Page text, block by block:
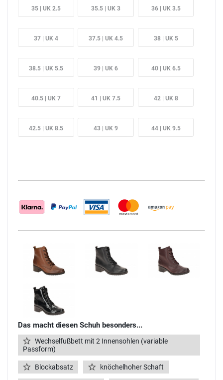
35 | UK 2.5 35.5 | UK 3 36 | UK 3.5
37 | UK 4 37.5 | UK 4.5 38 | UK 5
38.5 | UK 5.5 39 | UK 6 40 | UK 6.5
40.5 | UK 7 41 | UK 7.5 42 | UK 8
42.5 | UK 8.5 43 | UK 9 44 | UK 9.5
Das macht diesen Schuh besonders...
Wechselfußbett mit 2 Innensohlen (variable
Passform)
Blockabsatz knöchelhoher Schaft